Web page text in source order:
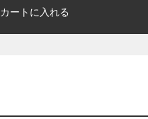
カートに入れる